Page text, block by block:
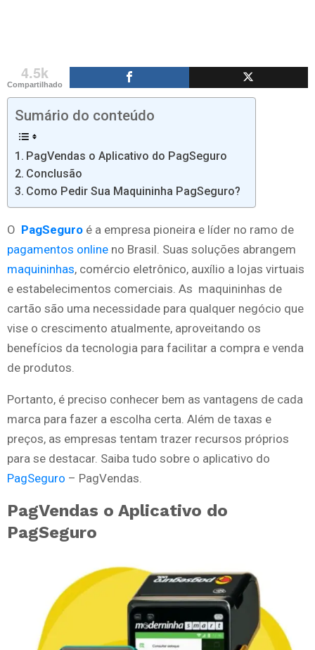
4.5k
Compartilhado
Sumário do conteúdo
PagVendas o Aplicativo do PagSeguro
Conclusão
Como Pedir Sua Maquininha PagSeguro?
O PagSeguro é a empresa pioneira e líder no ramo de
pagamentos online no Brasil. Suas soluções abrangem
maquininhas, comércio eletrônico, auxílio a lojas virtuais
e estabelecimentos comerciais. As maquininhas de
cartão são uma necessidade para qualquer negócio que
vise o crescimento atualmente, aproveitando os
benefícios da tecnologia para facilitar a compra e venda
de produtos.
Portanto, é preciso conhecer bem as vantagens de cada
marca para fazer a escolha certa. Além de taxas e
preços, as empresas tentam trazer recursos próprios
para se destacar. Saiba tudo sobre o aplicativo do
PagSeguro – PagVendas.
PagVendas o Aplicativo do
PagSeguro